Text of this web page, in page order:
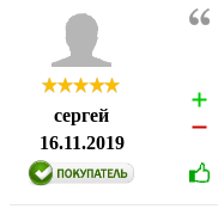
сергей
16.11.2019